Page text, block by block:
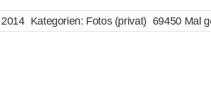
Kategorien: Fotos (privat) 69450 Mal